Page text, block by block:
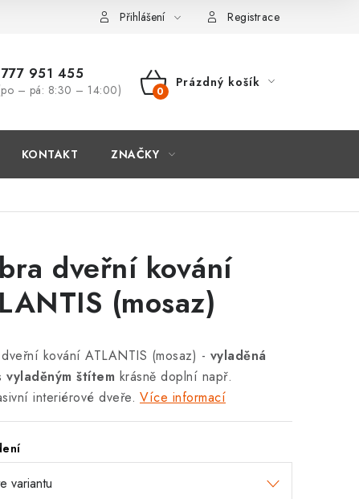
Přihlášení Registrace
777 951 455
– pá: 8:30 – 14:00)
NÁKUPNÍ
Prázdný košík
KONTAKT ZNAČKY
dveřní kování
(mosaz)
kování ATLANTIS (mosaz) - vyladěná
vyladěným štítem krásně doplní např.
interiérové dveře. Více informací